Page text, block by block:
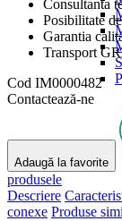
Consultanta
Posibilitate
Garantia
Transport
Cod IM0000482
Contactează-ne
Adaugă la favorite
produsele
Descriere
conexe Produse